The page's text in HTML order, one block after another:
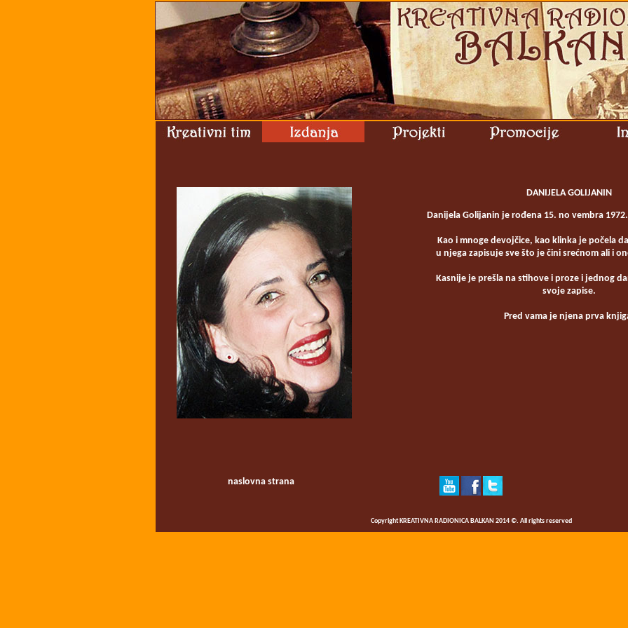
DANIJELA GOLIJANIN
Danijela Golijanin je rođena 15. no vembra
Kao i mnoge devojčice, kao klinka je počela
u njega zapisuje sve što je čini srećnom ali i
Kasnije je prešla na stihove i proze i jednog
svoje zapise.
Pred vama je njena prva
naslovna strana
Copyright KREATIVNA RADIONICA BALKAN 2014 ©. All rights reserved